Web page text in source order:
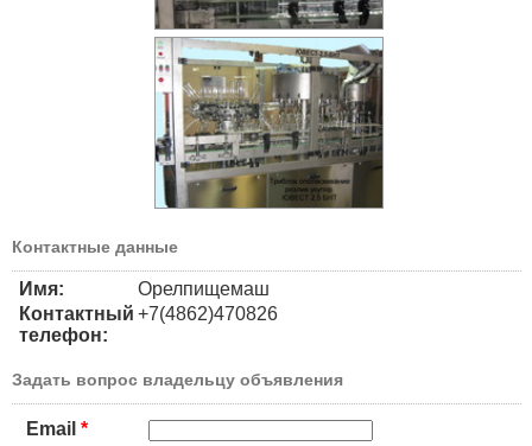
Контактные данные
Имя:
Орелпищемаш
Контактный
телефон:
+7(4862)470826
Задать вопрос владельцу объявления
Email *